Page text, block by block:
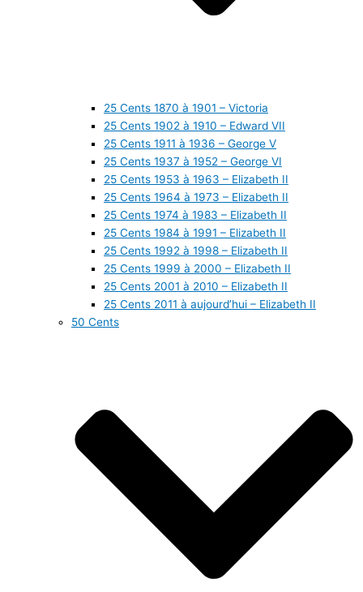
25 Cents 1870 à 1901 – Victoria
25 Cents 1902 à 1910 – Edward VII
25 Cents 1911 à 1936 – George V
25 Cents 1937 à 1952 – George VI
25 Cents 1953 à 1963 – Elizabeth II
25 Cents 1964 à 1973 – Elizabeth II
25 Cents 1974 à 1983 – Elizabeth II
25 Cents 1984 à 1991 – Elizabeth II
25 Cents 1992 à 1998 – Elizabeth II
25 Cents 1999 à 2000 – Elizabeth II
25 Cents 2001 à 2010 – Elizabeth II
25 Cents 2011 à aujourd’hui – Elizabeth II
50 Cents